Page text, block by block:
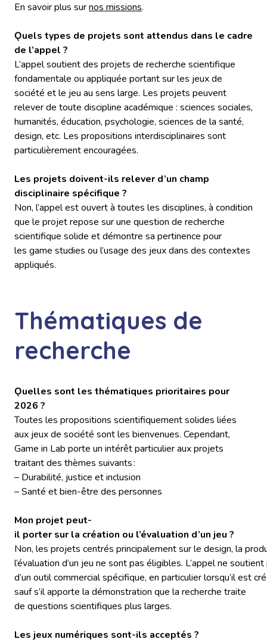
En savoir plus surnos missions.
Ǫuels types de projets sont attendus dans le cadre
de l’appel ?
L’appel soutient des projets de recherche scientifique
fondamentale ou appliquée portant sur les jeux de
société et le jeu au sens large. Les projets peuvent
relever de toute discipline académique : sciences sociales,
humanités, éducation, psychologie, sciences de la santé,
design, etc. Les propositions interdisciplinaires sont
particulièrement encouragées.
Les projets doivent-ils relever d’un champ
disciplinaire spécifique ?
Non, l’appel est ouvert à toutes les disciplines, à condition
que le projet repose sur une question de recherche
scientifique solide et démontre sa pertinence pour
les game studies ou l’usage des jeux dans des contextes
appliqués.
Thématiques de
recherche
Ǫuelles sont les thématiques prioritaires pour
2026 ?
Toutes les propositions scientifiquement solides liées
aux jeux de société sont les bienvenues. Cependant,
Game in Lab porte un intérêt particulier aux projets
traitant des thèmes suivants :
– Durabilité, justice et inclusion
– Santé et bien-être des personnes
Mon projet peut-
il porter sur la création ou l’évaluation d’un jeu ?
Non, les projets centrés principalement sur le design, la
l’évaluation d’un jeu ne sont pas éligibles. L’appel ne
d’un outil commercial spécifique, en particulier lorsqu’il est
sauf s’il apporte la démonstration que la recherche traite
de questions scientifiques plus larges.
Les jeux numériques sont-ils acceptés ?